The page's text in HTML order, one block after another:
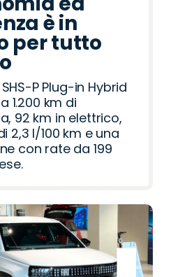
è in
per tutto
P Plug-in Hybrid
1.200 km di
92 km in elettrico,
2,3 l/100 km e una
con rate da 199